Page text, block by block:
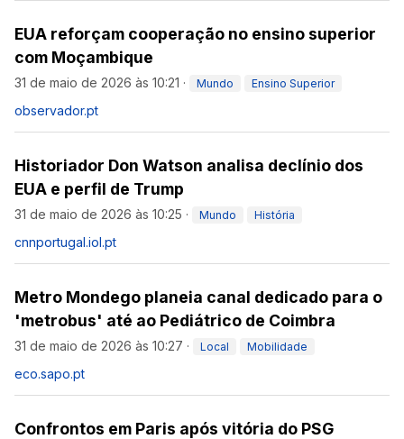
EUA reforçam cooperação no ensino superior
com Moçambique
31 de maio de 2026 às 10:21 · Mundo Ensino Superior
observador.pt
Historiador Don Watson analisa declínio dos
EUA e perfil de Trump
31 de maio de 2026 às 10:25 · Mundo História
cnnportugal.iol.pt
Metro Mondego planeia canal dedicado para o
'metrobus' até ao Pediátrico de Coimbra
31 de maio de 2026 às 10:27 · Local Mobilidade
eco.sapo.pt
Confrontos em Paris após vitória do PSG